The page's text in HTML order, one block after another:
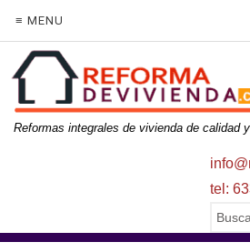
≡ MENU
Reformas integrales de vivienda de calidad
tel: